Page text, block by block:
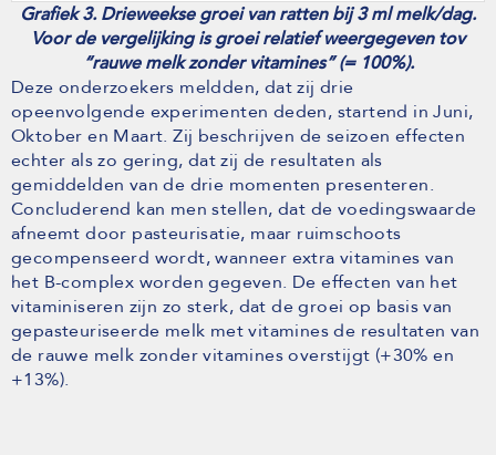
Grafiek 3. Drieweekse groei van ratten bij 3 ml melk/dag.
Voor de vergelijking is groei relatief weergegeven tov
“rauwe melk zonder vitamines” (= 100%).
Deze onderzoekers meldden, dat zij drie
opeenvolgende experimenten deden, startend in Juni,
Oktober en Maart. Zij beschrijven de seizoen effecten
echter als zo gering, dat zij de resultaten als
gemiddelden van de drie momenten presenteren.
Concluderend kan men stellen, dat de voedingswaarde
afneemt door pasteurisatie, maar ruimschoots
gecompenseerd wordt, wanneer extra vitamines van
het B-complex worden gegeven. De effecten van het
vitaminiseren zijn zo sterk, dat de groei op basis van
gepasteuriseerde melk met vitamines de resultaten van
de rauwe melk zonder vitamines overstijgt (+30% en
+13%).